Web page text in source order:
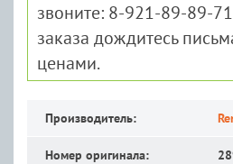
звоните: 8-921-89-89-
заказа дождитесь
ценами.
Производитель:
Номер оригинала: